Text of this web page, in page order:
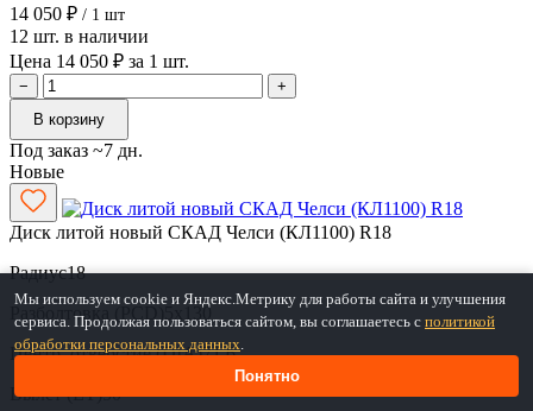
14 050 ₽ / 1 шт
12 шт. в наличии
Цена 14 050 ₽ за 1 шт.
−
+
В корзину
Под заказ ~7 дн.
Новые
Диск литой новый СКАД Челси (КЛ1100) R18
Радиус18
Разболтовка (PCD)
5x130
Центр. отверстие (DIA)71.6
Вылет (ET)50
Мы используем cookie и Яндекс.Метрику для работы сайта и улучшения
сервиса. Продолжая пользоваться сайтом, вы соглашаетесь с политикой
обработки персональных данных.
Понятно